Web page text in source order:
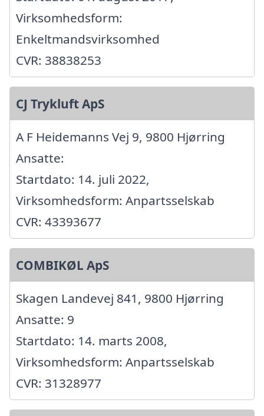
Virksomhedsform:
Enkeltmandsvirksomhed
CVR: 38838253
CJ Trykluft ApS
A F Heidemanns Vej 9, 9800 Hjørring
Ansatte:
Startdato: 14. juli 2022,
Virksomhedsform: Anpartsselskab
CVR: 43393677
COMBIKØL ApS
Skagen Landevej 841, 9800 Hjørring
Ansatte: 9
Startdato: 14. marts 2008,
Virksomhedsform: Anpartsselskab
CVR: 31328977